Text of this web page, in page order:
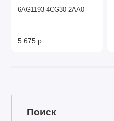
6AG1193-4CG30-2AA0
5 675 р.
Поиск